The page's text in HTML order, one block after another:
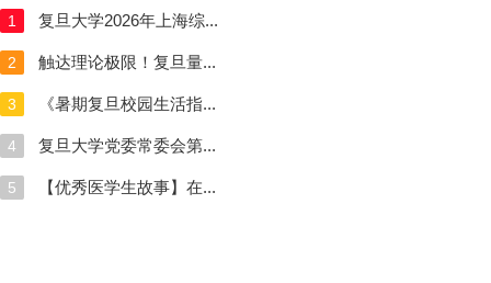
1 复旦大学2026年上海综...
2 触达理论极限！复旦量...
3 《暑期复旦校园生活指...
4 复旦大学党委常委会第...
5 【优秀医学生故事】在...